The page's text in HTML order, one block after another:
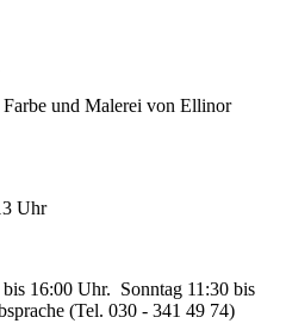
und Malerei von Ellinor
Uhr
16:00 Uhr. Sonntag 11:30 bis
(Tel. 030 - 341 49 74)